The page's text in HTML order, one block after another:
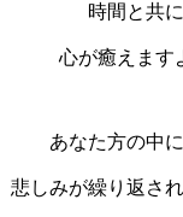
時間と共に
心が癒えます
あなた方の中
悲しみが繰り返さ